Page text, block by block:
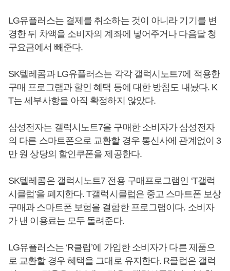
LG유플러스는 결제를 취소하는 것이 아니라 기기를 변
경한 뒤 차액을 소비자의 계좌에 넣어주거나 다음달 청
구요금에서 빼준다.
SK텔레콤과 LG유플러스는 각각 갤럭시노트7에 적용한
구매 프로그램과 할인 혜택 등에 대한 방침도 내놨다. K
T는 세부사항을 아직 확정하지 않았다.
삼성전자는 갤럭시노트7을 구매한 소비자가 삼성전자
의 다른 스마트폰으로 교환할 경우 통신사에 관계없이 3
만 원 상당의 할인쿠폰을 제공한다.
SK텔레콤은 갤럭시노트7 전용 구매프로그램인 ‘T갤럭
시클럽’을 폐지한다. T갤럭시클럽은 중고 스마트폰 보상
구매과 스마트폰 보험을 결합한 프로그램이다. 소비자
가 낸 이용료는 모두 돌려준다.
LG유플러스는 ‘R클럽’에 가입한 소비자가 다른 제품으
로 교환할 경우 혜택을 그대로 유지한다. R클럽은 갤럭